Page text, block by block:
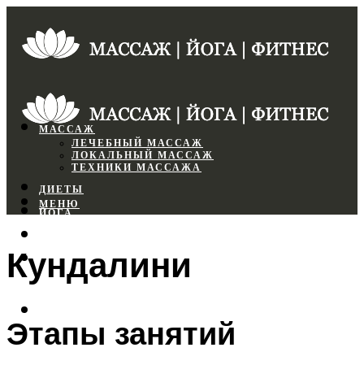
МАССАЖ
ЛЕЧЕБНЫЙ МАССАЖ
ЛОКАЛЬНЫЙ МАССАЖ
ТЕХНИКИ МАССАЖА
ДИЕТЫ
ЙОГА
ФИТНЕС
МЕНЮ
Кундалини
Этапы занятий